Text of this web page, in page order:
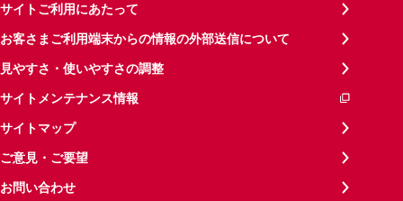
サイトご利用にあたって
お客さまご利用端末からの情報の外部送信について
見やすさ・使いやすさの調整
サイトメンテナンス情報
サイトマップ
ご意見・ご要望
お問い合わせ